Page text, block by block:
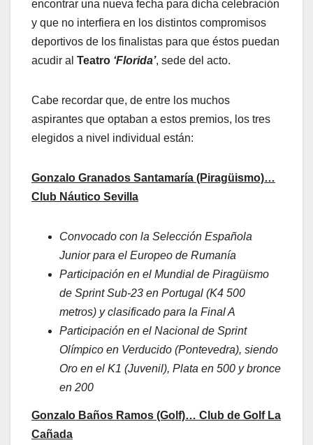
encontrar una nueva fecha para dicha celebración
y que no interfiera en los distintos compromisos
deportivos de los finalistas para que éstos puedan
acudir al Teatro ‘Florida’, sede del acto.
Cabe recordar que, de entre los muchos
aspirantes que optaban a estos premios, los tres
elegidos a nivel individual están:
Gonzalo Granados Santamaría (Piragüismo)…
Club Náutico Sevilla
Convocado con la Selección Española
Junior para el Europeo de Rumanía
Participación en el Mundial de Piragüismo
de Sprint Sub-23 en Portugal (K4 500
metros) y clasificado para la Final A
Participación en el Nacional de Sprint
Olímpico en Verducido (Pontevedra), siendo
Oro en el K1 (Juvenil), Plata en 500 y bronce
en 200
Gonzalo Baños Ramos (Golf)… Club de Golf La
Cañada